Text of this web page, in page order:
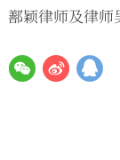
鄯颖律师及律师